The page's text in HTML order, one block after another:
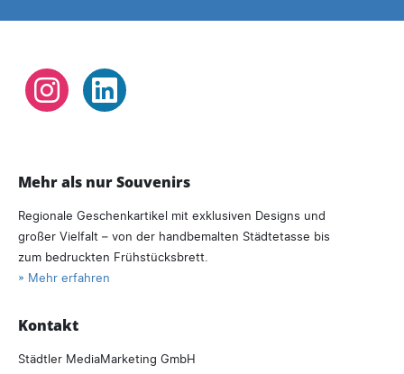
Instagram LinkedIn
Mehr als nur Souvenirs
Regionale Geschenkartikel mit exklusiven Designs und
großer Vielfalt – von der handbemalten Städtetasse bis
zum bedruckten Frühstücksbrett.
» Mehr erfahren
Kontakt
Städtler MediaMarketing GmbH